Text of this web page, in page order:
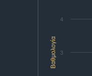
Βαθμολογία 3
4